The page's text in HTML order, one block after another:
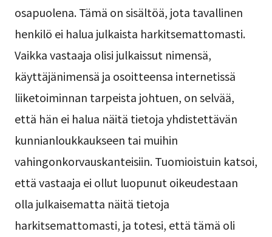
osapuolena. Tämä on sisältöä, jota tavallinen
henkilö ei halua julkaista harkitsemattomasti.
Vaikka vastaaja olisi julkaissut nimensä,
käyttäjänimensä ja osoitteensa internetissä
liiketoiminnan tarpeista johtuen, on selvää,
että hän ei halua näitä tietoja yhdistettävän
kunnianloukkaukseen tai muihin
vahingonkorvauskanteisiin. Tuomioistuin katsoi,
että vastaaja ei ollut luopunut oikeudestaan
olla julkaisematta näitä tietoja
harkitsemattomasti, ja totesi, että tämä oli